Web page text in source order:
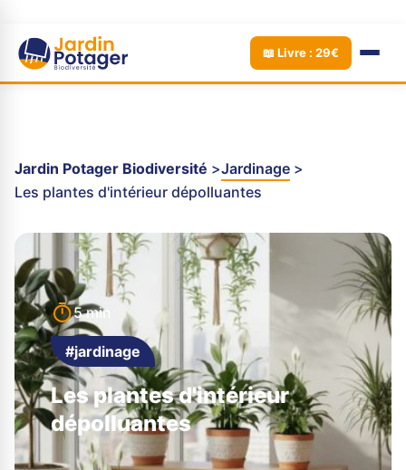
📖 Livre : 29€
Jardin Potager Biodiversité
Jardinage
Les plantes d'intérieur dépolluantes
5 min
#jardinage
Les plantes d'intérieur
dépolluantes